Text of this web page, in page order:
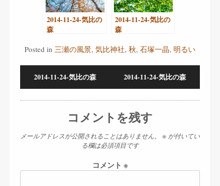
2014-11-24-気比の
森
2014-11-24-気比の
森
Posted in 三瀬の風景, 気比神社, 秋, 石塚一晶, 明るい
2014-11-24-気比の森 2014-11-24-気比の森
コメントを残す
メールアドレスが公開されることはありません。 ※ が付いてい
る欄は必須項目です
コメント ※